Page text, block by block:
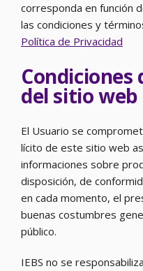
corresponda en función
las condiciones y
Política de Privacidad
del sitio web
El Usuario se
lícito de este sitio web
informaciones sobre
disposición, de
en cada momento, el
buenas costumbres
público.
IEBS no se